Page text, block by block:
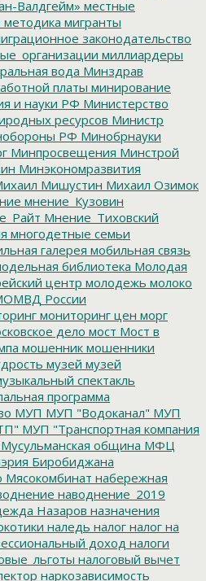
Валдгейм» местные
методика мигранты
законодательство
миллиардеры
вода Минздрав
платы минирование
и науки РФ Министерство
ресурсов Министр
РФ Минобрнауки
Минпросвещения Минстрой
Минэкономразвития
Мишустин Михаил Озимок
мнение_Кузовин
Мнение_Тиховский
многодетные семьи
галерея мобильная связь
библиотека Молодая
центр молодежь молоко
России
мониторинг цен морг
дело мост Мост в
мошенник мошенники
музей музей
спектакль
программа
МУП МУП "Водоканал" МУП
МУП "Транспортная компания
Мусульманская община МФЦ
Биробиджана
Мясокомбинат набережная
наводнение_2019
Назаров назначения
наледь налог налог на
доход налоги
налоговый вычет
наркозависимость